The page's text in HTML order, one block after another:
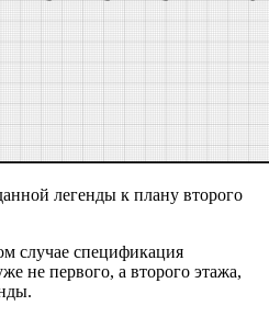
легенды к плану второго
случае спецификация
не первого, а второго этажа,